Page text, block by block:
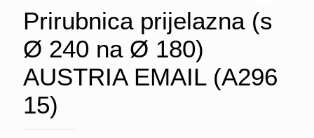
Prirubnica prijelazna (s
Ø 240 na Ø 180)
AUSTRIA EMAIL (A296
15)